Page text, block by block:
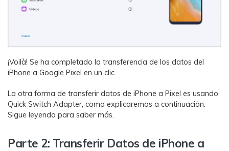
¡Voilà! Se ha completado la transferencia de los datos del
iPhone a Google Pixel en un clic.
La otra forma de transferir datos de iPhone a Pixel es usando
Quick Switch Adapter, como explicaremos a continuación.
Sigue leyendo para saber más.
Parte 2: Transferir Datos de iPhone a